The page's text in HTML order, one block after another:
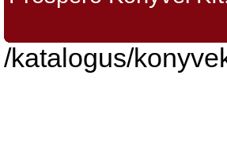
/katalogus/